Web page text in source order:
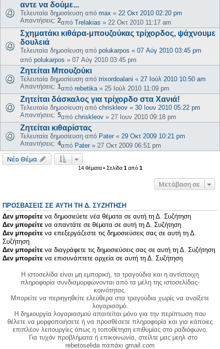
αντε να δούμε...
Τελευταία δημοσίευση από max « 22 Οκτ 2010 02:20 pm
Απαντήσεις: 2από Trelakias » 22 Οκτ 2010 11:17 am
Σχηματάκι κιθάρα-μπουζούκας τρίχορδος, ψάχνουμε
δουλειά
Τελευταία δημοσίευση από polukarpos « 07 Αύγ 2010 03:45 pm
από polukarpos » 07 Αύγ 2010 03:45 pm
Ζητείται Μπουζούκι
Τελευταία δημοσίευση από trixordoalani « 27 Ιούλ 2010 10:50 am
Απαντήσεις: 1από rebetika» 25 Ιούλ 2010 11:09 pm
Ζητείται δάσκαλος για τρίχορδο στα Χανιά!
Τελευταία δημοσίευση από chriskleov « 30 Ιουν 2010 05:22 pm
Απαντήσεις: 5από chriskleov » 27 Ιουν 2010 09:18 pm
Ζητείται κιθαρίστας
Τελευταία δημοσίευση από Pater « 29 Οκτ 2009 10:21 pm
Απαντήσεις: 4από Pater » 27 Οκτ 2009 06:51 pm
Νέο Θέμα
14 θέματα • Σελίδα 1από 1
Μετάβαση σε
ΠΡΟΣΒΆΣΕΙΣ ΣΕ ΑΥΤΉ ΤΗ Δ. ΣΥΖΉΤΗΣΗ
Δεν μπορείτε να δημοσιεύετε νέα θέματα σε αυτή τη Δ. Συζήτηση
Δεν μπορείτε να απαντάτε σε θέματα σε αυτή τη Δ. Συζήτηση
Δεν μπορείτε να επεξεργάζεστε τις δημοσιεύσεις σας σε αυτή τη Δ.
Συζήτηση
Δεν μπορείτε να διαγράφετε τις δημοσιεύσεις σας σε αυτή τη Δ. Συζήτηση
Δεν μπορείτε να επισυνάπτετε αρχεία σε αυτή τη Δ. Συζήτηση
Η ιστοσελίδα είναι μη εμπορική, τα τραγούδια και η αντίστοιχη
πληροφορία συνδιαμορφώνονται από τα μέλη της ιστοσελίδας-
κοινότητας.
Μπορείτε να περιηγηθείτε ελεύθερα στα τραγούδια χωρίς να ανοίξετε
λογαριασμό.
Η δημιουργία λογαριασμού απαιτείται μόνο για την περίπτωση που
θέλετε να μορφοποιήσετε ή να προσθέσετε πληροφορία και για κάποιες
επιπλέον λειτουργίες όπως η τοποθέτηση επιθυμίας στο ραδιόφωνο.
Για τυχόν προβλήματα ή επικοινωνία, στείλτε μας μεηλ στο
rebetoselida παπάκι gmail.com